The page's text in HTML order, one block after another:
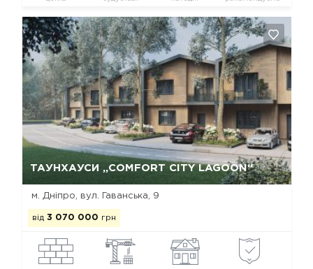
ТАУНХАУСИ „COMFORT CITY LAGOON“
м. Дніпро, вул. Гаванська, 9
від 3 070 000 грн
Так, видалити